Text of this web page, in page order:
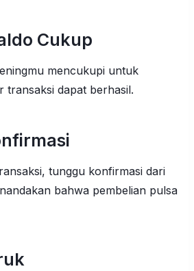
Cukup
mencukupi untuk
transaksi dapat berhasil.
tunggu konfirmasi dari
bahwa pembelian pulsa